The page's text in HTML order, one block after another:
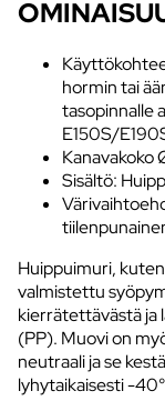
hormin tai
tasopinnalle
E150S/
Kanavakoko
Sisältö:
Huippuimuri,
valmistettu
kierrätettävästä ja
(PP). Muovi on
neutraali ja se
lyhytaikaisesti -